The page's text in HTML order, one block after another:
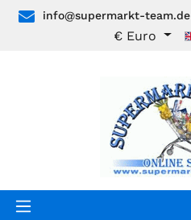
Skip to main content
info@supermarkt-team.de
€ Euro